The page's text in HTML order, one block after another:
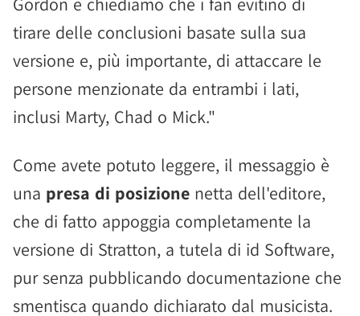
tirare delle conclusioni basate sulla sua
versione e, più importante, di attaccare le
persone menzionate da entrambi i lati,
inclusi Marty, Chad o Mick."
Come avete potuto leggere, il messaggio è
una presa di posizione netta dell'editore,
che di fatto appoggia completamente la
versione di Stratton, a tutela di id Software,
pur senza pubblicando documentazione che
smentisca quando dichiarato dal musicista.